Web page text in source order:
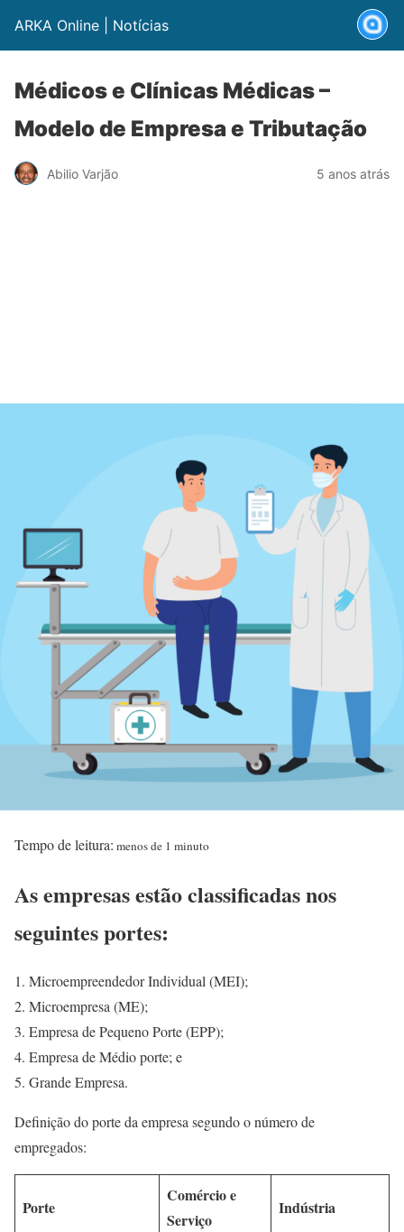
ARKA Online | Notícias
Médicos e Clínicas Médicas –
Modelo de Empresa e Tributação
Abilio Varjão 5 anos atrás
Tempo de leitura: menos de 1 minuto
As empresas estão classificadas nos
seguintes portes:
Microempreendedor Individual (MEI);
Microempresa (ME);
Empresa de Pequeno Porte (EPP);
Empresa de Médio porte; e
Grande Empresa.
Definição do porte da empresa segundo o número de
empregados:
Porte
Comércio e
Serviço
Indústria